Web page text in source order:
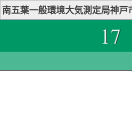
南五葉一般環境大気測定局神戸
17